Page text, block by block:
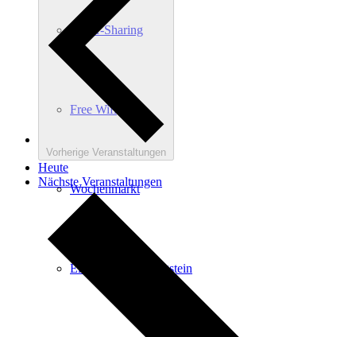
E-Car-Sharing
Free Wifi
Wochenmarkt
Einkaufen in Königstein
Vorherige Veranstaltungen
Heute
NächsteVeranstaltungen